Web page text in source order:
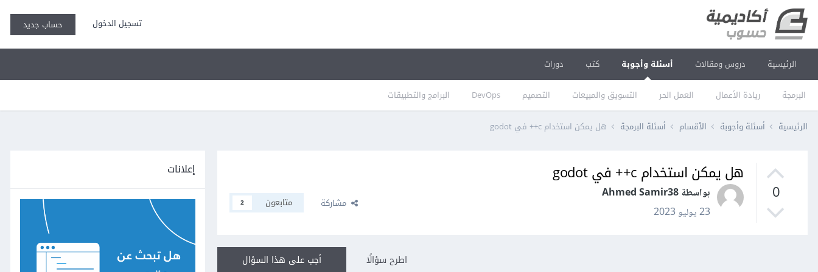
تسجيل الدخول حساب جديد
الرئيسية دروس ومقالات أسئلة وأجوبة
البرمجة ريادة الأعمال العمل الحر التسويق والمبيعات التصميم DevOps البرامج والتطبيقات
كتب دورات
الرئيسية أسئلة وأجوبة الأقسام أسئلة البرمجة هل يمكن استخدام c++ في godot
0
هل يمكن استخدام c++ في godot
بواسطة Ahmed Samir38
23 يوليو 2023
مشاركة متابعون 2
أجب على هذا السؤال اطرح سؤالًا
إعلانات